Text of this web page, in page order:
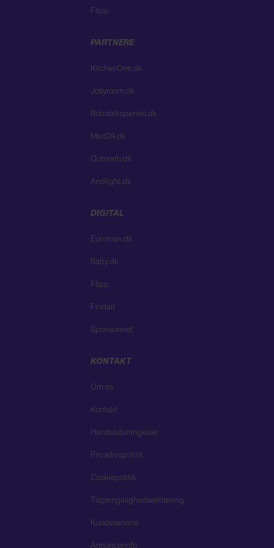
Flipp
PARTNERE
KitchenOne.dk
Jollyroom.dk
Roboteksperten.dk
Med24.dk
Outnorth.dk
Andlight.dk
DIGITAL
Euroman.dk
Baby.dk
Flipp
Findalt
Sponsoreret
KONTAKT
Om os
Kontakt
Handelsbetingelser
Privatlivspolitik
Cookiepolitik
Tilgængelighedserklæring
Kundeservice
Annoncørinfo